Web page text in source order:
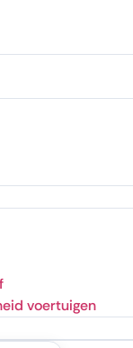
voertuigen